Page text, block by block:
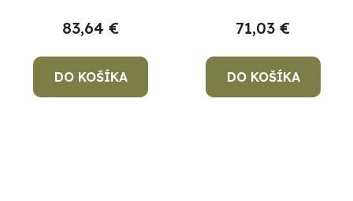
83,64 €
DO KOŠÍKA
71,03 €
DO KOŠÍKA